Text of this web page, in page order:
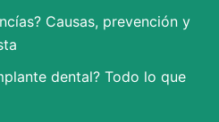
Causas, prevención y
dental? Todo lo que